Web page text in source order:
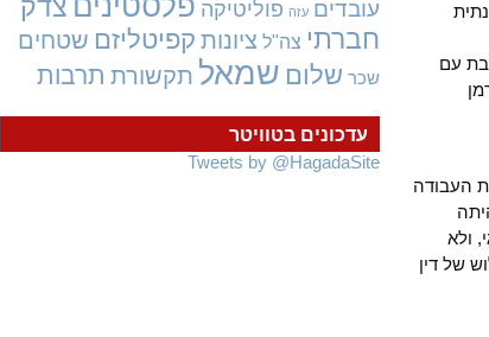
עם
העבודה
ולא
של דין
עדכונים בטוויטר
Tweets by @HagadaSite
עובדים עזה פוליטיקה
צדק
חברתי צה"ל ציונות קפיטליזם שטחים
שכר שלום שמאל תקשורת תרבות